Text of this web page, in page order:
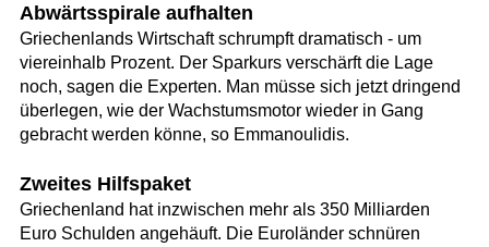
Abwärtsspirale aufhalten
Griechenlands Wirtschaft schrumpft dramatisch - um
viereinhalb Prozent. Der Sparkurs verschärft die Lage
noch, sagen die Experten. Man müsse sich jetzt dringend
überlegen, wie der Wachstumsmotor wieder in Gang
gebracht werden könne, so Emmanoulidis.
Zweites Hilfspaket
Griechenland hat inzwischen mehr als 350 Milliarden
Euro Schulden angehäuft. Die Euroländer schnüren